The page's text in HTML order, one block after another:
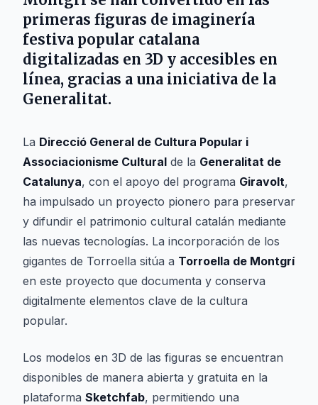
primeras figuras de imaginería
festiva popular catalana
digitalizadas en 3D y accesibles en
línea, gracias a una iniciativa de la
Generalitat.
La Direcció General de Cultura Popular i
Associacionisme Cultural de la Generalitat de
Catalunya, con el apoyo del programa Giravolt,
ha impulsado un proyecto pionero para preservar
y difundir el patrimonio cultural catalán mediante
las nuevas tecnologías. La incorporación de los
gigantes de Torroella sitúa a Torroella de Montgrí
en este proyecto que documenta y conserva
digitalmente elementos clave de la cultura
popular.
Los modelos en 3D de las figuras se encuentran
disponibles de manera abierta y gratuita en la
plataforma Sketchfab, permitiendo una